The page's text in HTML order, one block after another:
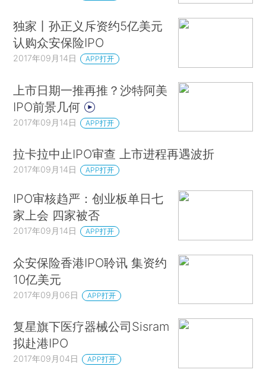
独家丨孙正义斥资约5亿美元
认购众安保险IPO
2017年09月14日 APP打开
上市日期一推再推？沙特阿美
IPO前景几何
2017年09月14日 APP打开
拉卡拉中止IPO审查 上市进程再遇波折
2017年09月14日 APP打开
IPO审核趋严：创业板单日七
家上会 四家被否
2017年09月14日 APP打开
众安保险香港IPO聆讯 集资约
10亿美元
2017年09月06日 APP打开
复星旗下医疗器械公司Sisram
拟赴港IPO
2017年09月04日 APP打开